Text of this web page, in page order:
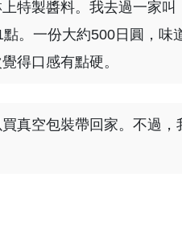
特製醬料。我去過一家
。一份大約500日圓，味
得口感有點硬。
真空包裝帶回家。不過